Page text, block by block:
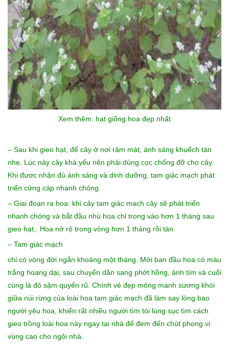
Xem thêm: hạt giống hoa đẹp nhất
– Sau khi gieo hạt, để cây ở nơi râm mát, ánh sáng khuếch tán
nhẹ. Lúc này cây khá yếu nên phải dùng cọc chống đỡ cho cây.
Khi được nhận đủ ánh sáng và dinh dưỡng, tam giác mạch phát
triển cứng cáp nhanh chóng.
– Giai đoạn ra hoa: khi cây tam giác mạch cây sẽ phát triển
nhanh chóng và bắt đầu nhú hoa chỉ trong vào hơn 1 tháng sau
gieo hạt,. Hoa nở rộ trong vòng hơn 1 tháng rồi tàn.
– Tam giác mạch
chỉ có vòng đời ngắn khoảng một tháng. Mới ban đầu hoa có màu
trắng hoang dại, sau chuyển dần sang phớt hồng, ánh tím và cuối
cùng là đỏ sậm quyến rũ. Chính vẻ đẹp mỏng manh sương khói
giữa núi rừng của loài hoa tam giác mạch đã làm say lòng bao
người yêu hoa, khiến rất nhiều người tìm tòi lùng sục tìm cách
gieo trồng loài hoa này ngay tại nhà để đem đến chút phong vị
vùng cao cho ngôi nhà.